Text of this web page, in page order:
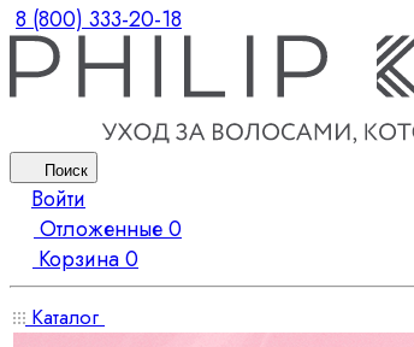
8 (800) 333-20-18
Поиск
Войти
Отложенные0
Корзина0
Каталог